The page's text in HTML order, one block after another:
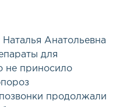
Наталья Анатольевна
для
не приносило
продолжали